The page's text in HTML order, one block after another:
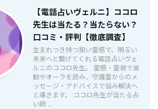
【電話占いヴェルニ】ココロ
先生は当たる？当たらない？
口コミ・評判【徹底調査】
生まれつき持つ鋭い霊感で、明るい
未来へと繋げてくれる電話占いヴェ
ルニのココロ先生。 霊感・霊視で波
動やオーラを読み、守護霊からのメ
ッセージ・アドバイスで悩み解決へ
と導きます。 ココロ先生が当たる占
い師 ...